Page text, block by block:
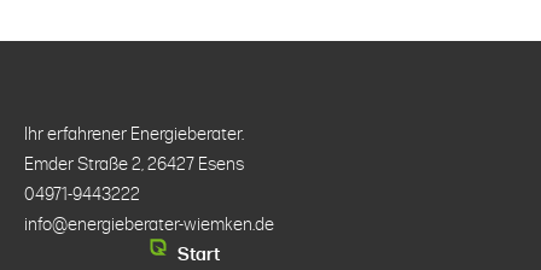
Ihr erfahrener Energieberater.
Emder Straße 2, 26427 Esens
04971-9443222
info@energieberater-wiemken.de
Start